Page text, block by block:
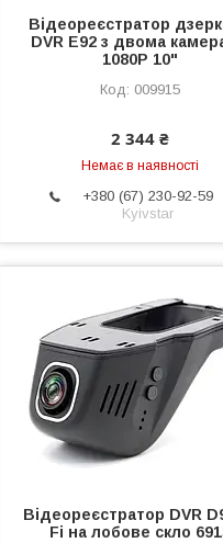
Відеореєстратор
DVR E92 з двома
1080P 10"
009915
2 344 ₴
Немає в наявності
+380 (67) 230-92-59
Kyivstar
Відеореєстратор DVR
Fi на лобове скло